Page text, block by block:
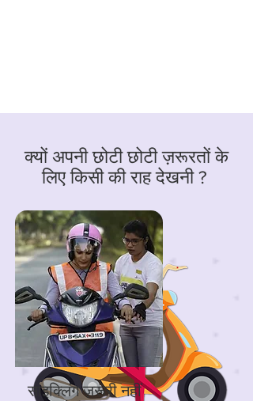
क्यों अपनी छोटी छोटी ज़रूरतों के
लिए किसी की राह देखनी ?
साइक्लिंग ज़रूरी नहीं